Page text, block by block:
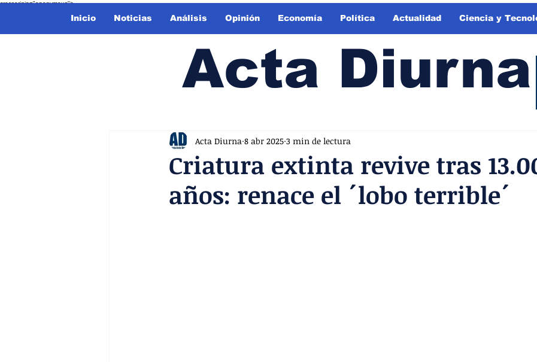
crossorigin="anonymous">
Inicio Noticias Análisis Opinión Economía Política Actualidad Ciencia y
Acta Diurna
Criatura extinta revive tras
años: renace el ´lobo terrible´
Acta Diurna 8 abr 2025 3 min de lectura